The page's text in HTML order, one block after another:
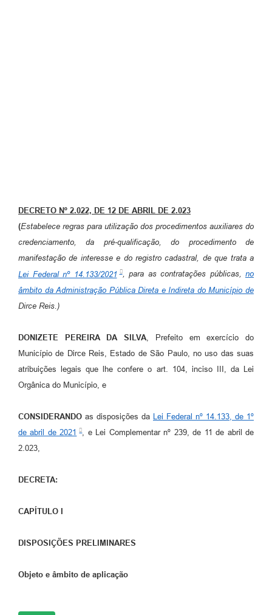
Agenda
Emprega
Terceiro Setor
Perguntas Frequentes
DECRETO Nº 2.022, DE 12 DE ABRIL DE 2.023
(Estabelece regras para utilização dos procedimentos auxiliares do
credenciamento, da pré-qualificação, do procedimento de
manifestação de interesse e do registro cadastral, de que trata a
Lei Federal nº 14.133/2021 , para as contratações públicas, no
âmbito da Administração Pública Direta e Indireta do Município de
Dirce Reis.)
DONIZETE PEREIRA DA SILVA , Prefeito em exercício do
Município de Dirce Reis, Estado de São Paulo, no uso das suas
atribuições legais que lhe confere o art. 104, inciso III, da Lei
Orgânica do Município, e
CONSIDERANDO as disposições da Lei Federal nº 14.133, de 1º
de abril de 2021
, e Lei Complementar nº 239, de 11 de abril de
2.023,
DECRETA:
CAPÍTULO I
DISPOSIÇÕES PRELIMINARES
Objeto e âmbito de aplicação